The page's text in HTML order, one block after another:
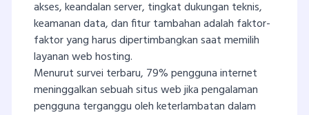
akses, keandalan server, tingkat dukungan teknis,
keamanan data, dan fitur tambahan adalah faktor-
faktor yang harus dipertimbangkan saat memilih
layanan web hosting.
Menurut survei terbaru, 79% pengguna internet
meninggalkan sebuah situs web jika pengalaman
pengguna terganggu oleh keterlambatan dalam